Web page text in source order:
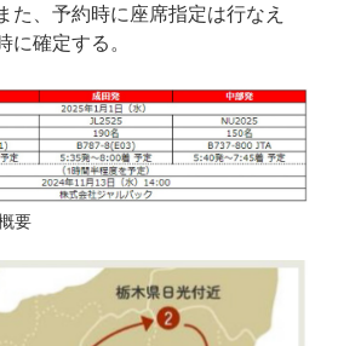
た、予約時に座席指定は行なえ
に確定する。
要